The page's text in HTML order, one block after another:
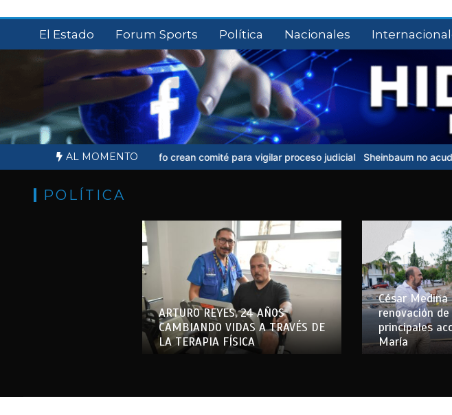
contenidoEl Estado Forum Sports Política Nacionales
AL MOMENTO
Ruffo crean comité para vigilar proceso judicial Sheinbaum no acudirá a toma de
POLÍTICA
ARTURO REYES, 24 AÑOS
CAMBIANDO VIDAS A TRAVÉS DE
LA TERAPIA FÍSICA
César
renovación
principales
María